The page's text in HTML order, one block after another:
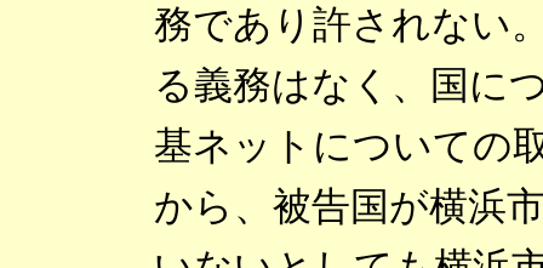
務であり許されない
る義務はなく、国に
基ネットについての
から、被告国が横浜